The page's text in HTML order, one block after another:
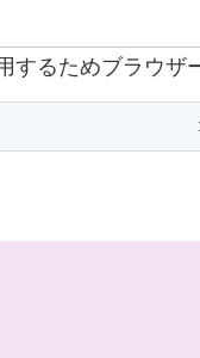
するためブラウザ